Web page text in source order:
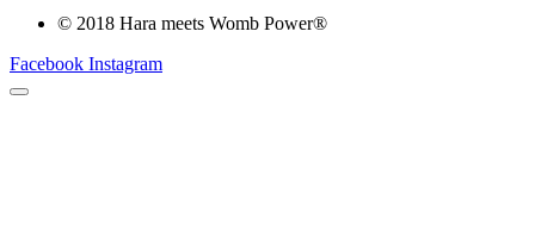
© 2018 Hara meets Womb Power®
Facebook Instagram